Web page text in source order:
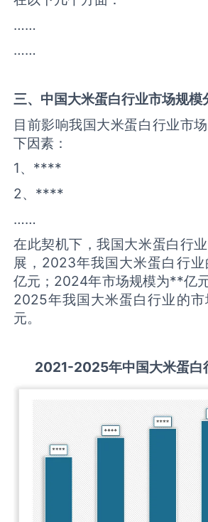
……
……
三、中国大米蛋白行业市场规模
目前影响我国大米蛋白行业市
下因素：
1、****
2、****
……
在此契机下，我国大米蛋白行
展，2023年我国大米蛋白行
亿元；2024年市场规模为**亿
2025年我国大米蛋白行业的
元。
2021-2025年中国大米蛋白